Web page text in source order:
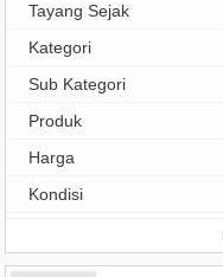
Tayang Sejak
Kategori
Sub Kategori
Produk
Harga
Kondisi